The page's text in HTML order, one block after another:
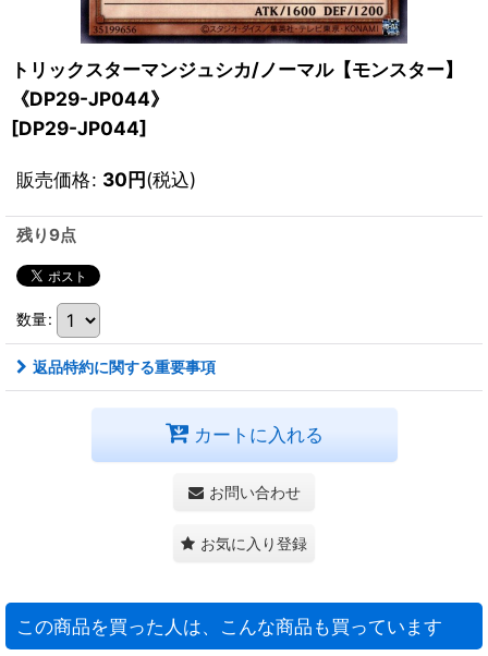
トリックスターマンジュシカ/ノーマル【モンスター】
《DP29-JP044》
[DP29-JP044]
販売価格: 30円(税込)
残り9点
数量:
返品特約に関する重要事項
カートに入れる
お問い合わせ
お気に入り登録
この商品を買った人は、こんな商品も買っています